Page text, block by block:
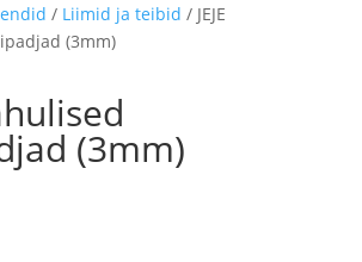
/ Liimid ja teibid / JEJE
(3mm)
(3mm)